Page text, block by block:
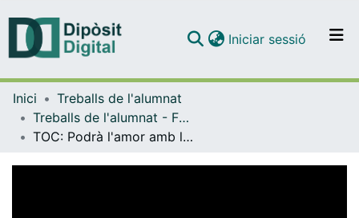
Navega per tot el DD
Com publicar
Contacte
Iniciar sessió (current)
Inici
Treballs de l'alumnat
Treballs de l'alumnat - Facultat d'Informació i Mitjans Audiovisuals - Grau de Comunicació Audiovisual
TOC: Podrà l'amor amb l'obsessió